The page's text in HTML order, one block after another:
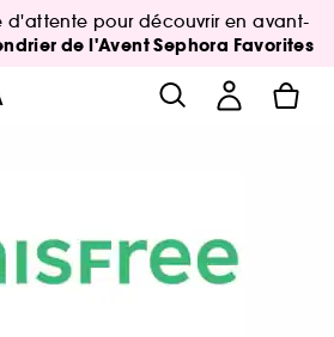
d'attente pour découvrir en avant-
de l'Avent Sephora Favorites